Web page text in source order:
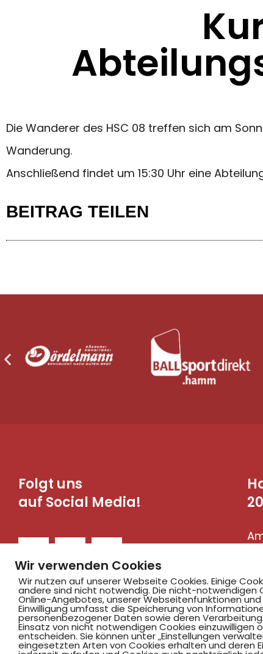
Die Wanderer des HSC 08 treffen sich am
Wanderung.
Anschließend findet um 15:30 Uhr eine
BEITRAG TEILEN
Folgt uns
auf Social Media!
Wir verwenden Cookies
Wir nutzen auf unserer Webseite Cookies. Einige
andere sind nicht notwendig. Die nicht-notwendigen
Online-Angebotes, unserer Webseitenfunktionen
Einwilligung umfasst die Speicherung von
personenbezogener Daten sowie deren
Einsatz von nicht notwendigen Cookies einzuwilligen
entscheiden. Sie können unter „Einstellungen
eingesetzten Arten von Cookies erhalten und deren